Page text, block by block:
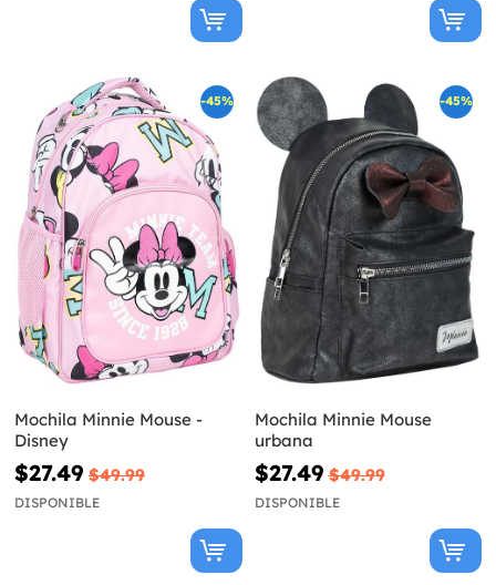
-45%
Mochila Minnie Mouse -
Disney
$27.49 $49.99
DISPONIBLE
-45%
Mochila Minnie Mouse
urbana
$27.49 $49.99
DISPONIBLE